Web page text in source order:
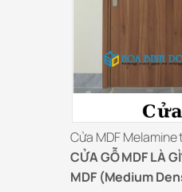
Cửa MDF Melamine
CỬA GỖ MDF LÀ
MDF (Medium